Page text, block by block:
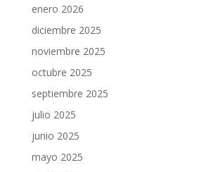
enero 2026
diciembre 2025
noviembre 2025
octubre 2025
septiembre 2025
julio 2025
junio 2025
mayo 2025